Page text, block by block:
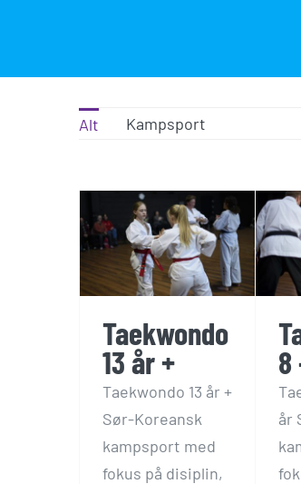
Alt Kampsport
Taekwondo
13 år +
Taekwondo 13 år +
Sør-Koreansk
kampsport med
fokus på disiplin,
Taekwondo 8
– 13 år
Gruppetimer Kampsport
8
år